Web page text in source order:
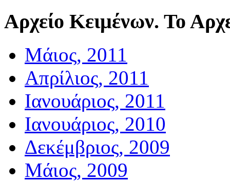
Αρχείο Κειμένων. Το
Μάιος, 2011
Απρίλιος, 2011
Ιανουάριος, 2011
Ιανουάριος, 2010
Δεκέμβριος, 2009
Μάιος, 2009